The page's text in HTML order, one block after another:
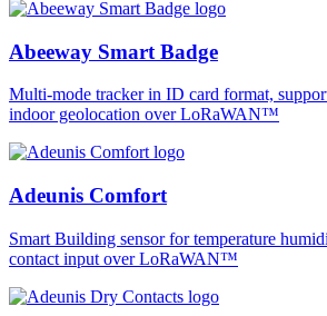
Abeeway Smart Badge
Multi-mode tracker in ID card format,
indoor geolocation over LoRaWAN™
Adeunis Comfort
Smart Building sensor for temperature
contact input over LoRaWAN™